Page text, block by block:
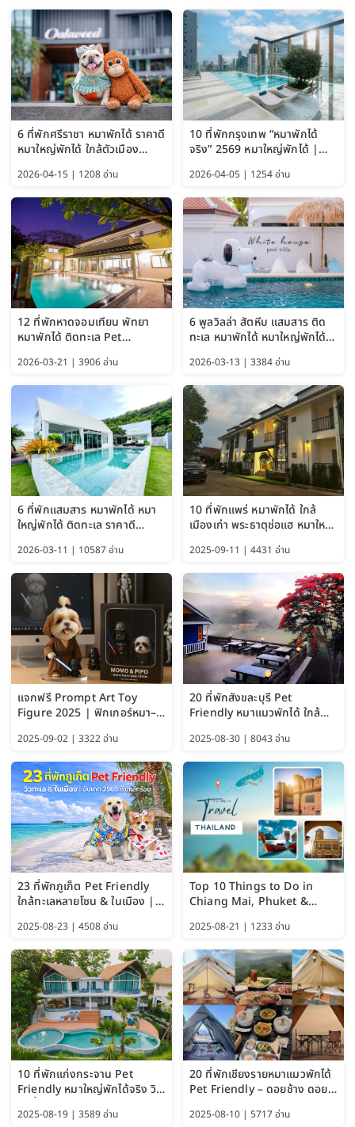
6 ที่พักศรีราชา หมาพักได้ ราคาดี
หมาใหญ่พักได้ ใกล้ตัวเมือง
2026-04-15 | 1208 อ่าน
10 ที่พักกรุงเทพ “หมาพักได้
จริง” 2569 หมาใหญ่พักได้ |
Bangkok อัปเดตล่าสุด
2026-04-05 | 1254 อ่าน
12 ที่พักหาดจอมเทียน พัทยา
หมาพักได้ ติดทะเล Pet
พักได้ อัปเดต 2569
2026-03-21 | 3906 อ่าน
6 พูลวิลล่า สัตหีบ แสมสาร ติด
ทะเล หมาพักได้ หมาใหญ่พักได้
2026-03-13 | 3384 อ่าน
6 ที่พักแสมสาร หมาพักได้ หมา
ใหญ่พักได้ ติดทะเล ราคาดี
2026-03-11 | 10587 อ่าน
10 ที่พักแพร่ หมาพักได้ ใกล้
เมืองเก่า พระธาตุช่อแฮ หมาใหญ่
2025-09-11 | 4431 อ่าน
แจกฟรี Prompt Art Toy
Figure 2025 | ฟิกเกอร์หมา–
ChatGPT และ Gemini
2025-09-02 | 3322 อ่าน
20 ที่พักสังขละบุรี Pet
Friendly หมาแมวพักได้ ใกล้
2025-08-30 | 8043 อ่าน
23 ที่พักภูเก็ต Pet Friendly
ใกล้ทะเลหลายโซน & ในเมือง |
2025-08-23 | 4508 อ่าน
Top 10 Things to Do in
Chiang Mai, Phuket &
Guide 2025)
2025-08-21 | 1233 อ่าน
10 ที่พักแก่งกระจาน Pet
Friendly หมาใหญ่พักได้จริง วิว
2025-08-19 | 3589 อ่าน
20 ที่พักเชียงรายหมาแมวพักได้
Pet Friendly – ดอยช้าง ดอย
2025-08-10 | 5717 อ่าน